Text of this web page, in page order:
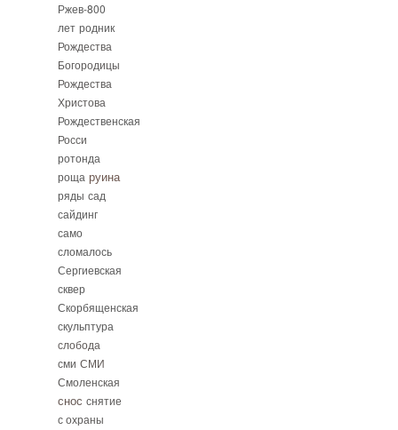
Ржев-800
лет родник
Рождества
Богородицы
Рождества
Христова
Рождественская
Росси
ротонда
роща руина
ряды сад
сайдинг
само
сломалось
Сергиевская
сквер
Скорбященская
скульптура
слобода
сми СМИ
Смоленская
снос снятие
с охраны